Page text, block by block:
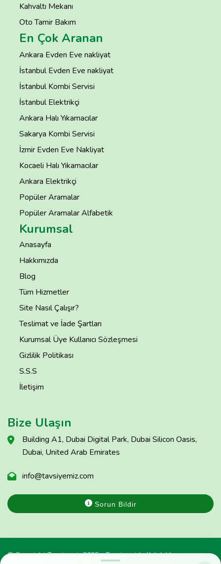
Kahvaltı Mekanı
Oto Tamir Bakım
En Çok Aranan
Ankara Evden Eve nakliyat
İstanbul Evden Eve nakliyat
İstanbul Kombi Servisi
İstanbul Elektrikçi
Ankara Halı Yıkamacılar
Sakarya Kombi Servisi
İzmir Evden Eve Nakliyat
Kocaeli Halı Yıkamacılar
Ankara Elektrikçi
Popüler Aramalar
Popüler Aramalar Alfabetik
Kurumsal
Anasayfa
Hakkımızda
Blog
Tüm Hizmetler
Site Nasıl Çalışır?
Teslimat ve İade Şartları
Kurumsal Üye Kullanıcı Sözleşmesi
Gizlilik Politikası
S.S.S
İletişim
Bize Ulaşın
Building A1, Dubai Digital Park, Dubai Silicon Oasis,
Dubai, United Arab Emirates
info@tavsiyemiz.com
Sorun Bildir
© Copyright Tavsiyemiz 2025 - Tavsiyemiz'e Kulak Ver